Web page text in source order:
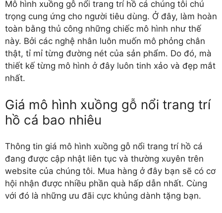
Mô hình xuồng gỗ nổi trang trí hồ cá chúng tôi chú
trọng cung ứng cho người tiêu dùng. Ở đây, làm hoàn
toàn bằng thủ công những chiếc mô hình như thế
này. Bởi các nghệ nhân luôn muốn mô phỏng chân
thật, tỉ mỉ từng đường nét của sản phẩm. Do đó, mà
thiết kế từng mô hình ở đây luôn tinh xảo và đẹp mắt
nhất.
Giá mô hình xuồng gỗ nổi trang trí
hồ cá bao nhiêu
Thông tin giá mô hình xuồng gỗ nổi trang trí hồ cá
đang được cập nhật liên tục và thường xuyên trên
website của chúng tôi. Mua hàng ở đây bạn sẽ có cơ
hội nhận được nhiều phần quà hấp dẫn nhất. Cùng
với đó là những ưu đãi cực khủng dành tặng bạn.